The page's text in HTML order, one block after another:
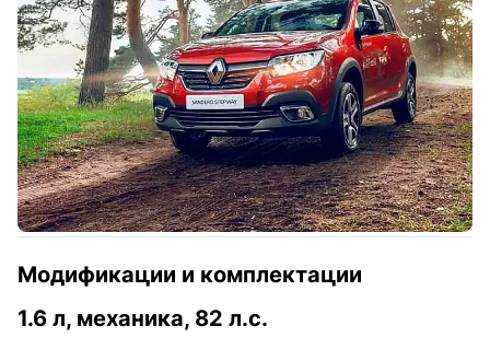
Модификации и комплектации
1.6 л, механика, 82 л.с.